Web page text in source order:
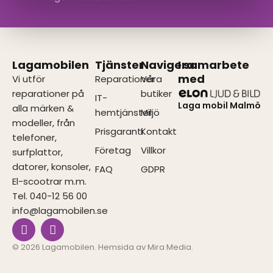
Lagamobilen
Vi utför
reparationer på
alla märken &
modeller, från
telefoner,
surfplattor,
datorer, konsoler,
El-scootrar m.m.
Tel. 040-12 56 00
info@lagamobilen.se
I
n
s
F
a
c
Tjänster
Reparationer
IT-
hemtjänster
Prisgaranti
Företag
FAQ
Navigera
Våra
butiker
Miljö
Kontakt
Villkor
GDPR
I samarbete
med
Laga mobil Malmö
© 2026 Lagamobilen. Hemsida av Mira Media.